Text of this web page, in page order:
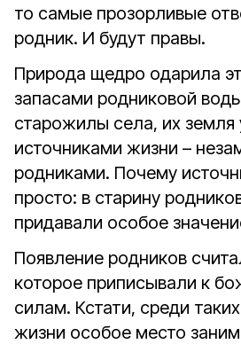
то самые прозорливые
родник. И будут правы.
Природа щедро одарила
запасами родниковой
старожилы села, их земля
источниками жизни –
родниками. Почему
просто: в старину
придавали особое
Появление родников
которое приписывали к
силам. Кстати, среди
жизни особое место